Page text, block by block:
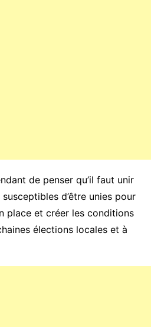
de penser qu’il faut unir
d’être unies pour
place et créer les conditions
élections locales et à